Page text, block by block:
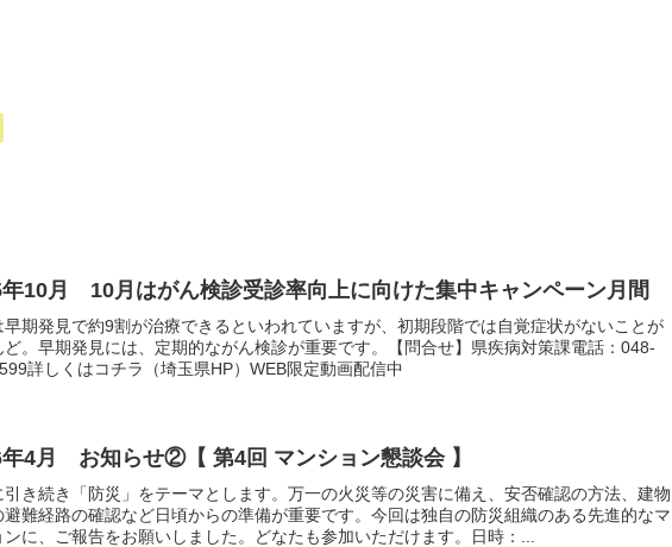
10月 10月はがん検診受診率向上に向けた集中キャンペーン月間
早期発見で約9割が治療できるといわれていますが、初期段階では自覚症状がないことが
ど。早期発見には、定期的ながん検診が重要です。【問合せ】県疾病対策課電話：048-
詳しくはコチラ（埼玉県HP）WEB限定動画配信中
4月 お知らせ②【 第4回 マンション懇談会 】
引き続き「防災」をテーマとします。万一の火災等の災害に備え、安否確認の方法、建物
避難経路の確認など日頃からの準備が重要です。今回は独自の防災組織のある先進的なマ
ンに、ご報告をお願いしました。どなたも参加いただけます。日時：...